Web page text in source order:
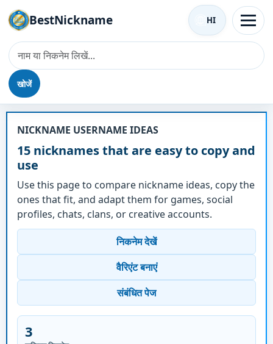
BestNickname
खोजें
HI
उपनाम - 15
NICKNAME USERNAME IDEAS
15 nicknames that are easy to copy and
use
Use this page to compare nickname ideas, copy the
ones that fit, and adapt them for games, social
profiles, chats, clans, or creative accounts.
निकनेम देखें
वैरिएंट बनाएं
संबंधित पेज
3